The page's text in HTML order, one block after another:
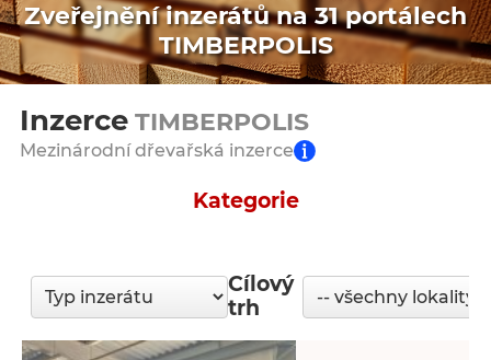
Zveřejnění inzerátů na 31 portálech
TIMBERPOLIS
Inzerce TIMBERPOLIS
Mezinárodní dřevařská inzerce
Kategorie
Cílový
trh